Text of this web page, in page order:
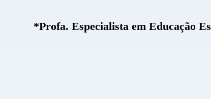
*Profa. Especialista em Educação